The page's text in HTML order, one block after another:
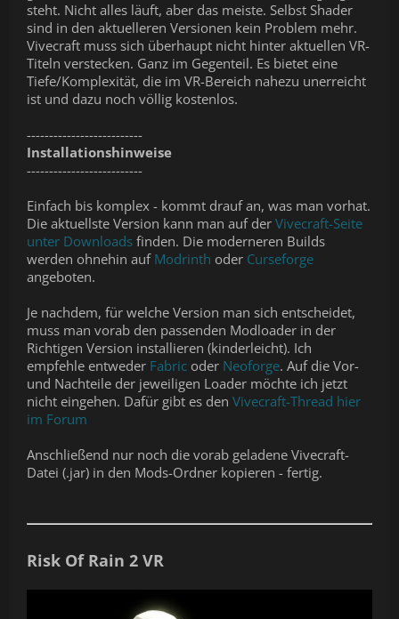
steht. Nicht alles läuft, aber das meiste. Selbst Shader
sind in den aktuelleren Versionen kein Problem mehr.
Vivecraft muss sich überhaupt nicht hinter aktuellen VR-
Titeln verstecken. Ganz im Gegenteil. Es bietet eine
Tiefe/Komplexität, die im VR-Bereich nahezu unerreicht
ist und dazu noch völlig kostenlos.
--------------------------
Installationshinweise
--------------------------
Einfach bis komplex - kommt drauf an, was man vorhat.
Die aktuellste Version kann man auf der Vivecraft-Seite
unter Downloads finden. Die moderneren Builds
werden ohnehin auf Modrinth oder Curseforge
angeboten.
Je nachdem, für welche Version man sich entscheidet,
muss man vorab den passenden Modloader in der
Richtigen Version installieren (kinderleicht). Ich
empfehle entweder Fabric oder Neoforge. Auf die Vor-
und Nachteile der jeweiligen Loader möchte ich jetzt
nicht eingehen. Dafür gibt es den Vivecraft-Thread hier
im Forum
Anschließend nur noch die vorab geladene Vivecraft-
Datei (.jar) in den Mods-Ordner kopieren - fertig.
Risk Of Rain 2 VR